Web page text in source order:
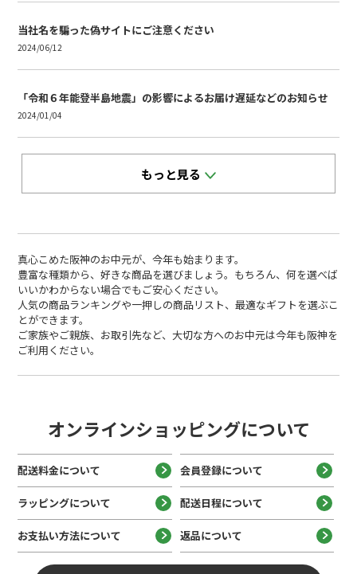
当社名を騙った偽サイトにご注意ください
2024/06/12
「令和６年能登半島地震」の影響によるお届け遅延などのお知らせ
2024/01/04
真心こめた阪神のお中元が、今年も始まります。
豊富な種類から、好きな商品を選びましょう。もちろん、何を選べば
いいかわからない場合でもご安心ください。
人気の商品ランキングや一押しの商品リスト、最適なギフトを選ぶこ
とができます。
ご家族やご親族、お取引先など、大切な方へのお中元は今年も阪神を
ご利用ください。
オンラインショッピングについて
配送料金について 会員登録について
ラッピングについて 配送日程について
お支払い方法について 返品について